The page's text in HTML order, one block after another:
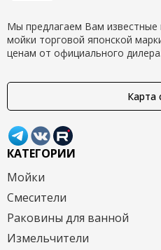
Мы предлагаем Вам известные
мойки торговой японской
ценам от официального дилера.
Карта
КАТЕГОРИИ
Мойки
Смесители
Раковины для ванной
Измельчители